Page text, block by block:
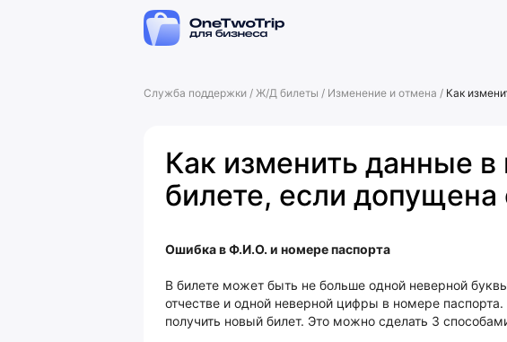
Служба поддержки / Ж/Д билеты / Изменение и отмена / Как
Как изменить данные
билете, если
Ошибка в Ф.И.О. и номере паспорта
В билете может быть не больше одной неверной
отчестве и одной неверной цифры в номере
получить новый билет. Это можно сделать 3